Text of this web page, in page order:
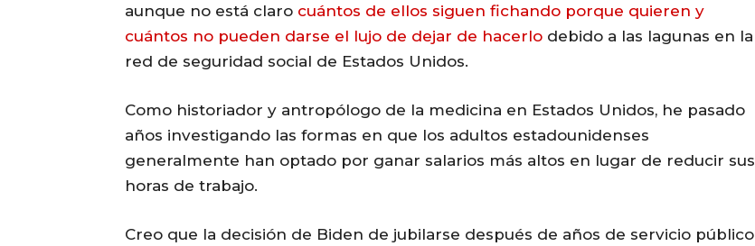
aunque no está claro cuántos de ellos siguen fichando porque quieren y
cuántos no pueden darse el lujo de dejar de hacerlo debido a las lagunas en la
red de seguridad social de Estados Unidos.
Como historiador y antropólogo de la medicina en Estados Unidos, he pasado
años investigando las formas en que los adultos estadounidenses
generalmente han optado por ganar salarios más altos en lugar de reducir sus
horas de trabajo.
Creo que la decisión de Biden de jubilarse después de años de servicio público